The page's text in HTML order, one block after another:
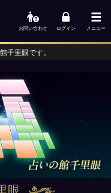
お問い合わせ ログイン メニュー
眼